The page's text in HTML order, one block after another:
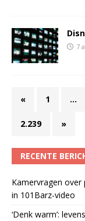
7
« 1 …
2.239 »
RECENTE
Kamervragen
in 101Barz-video
‘Denk warm’: